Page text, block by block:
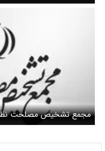
مجمع تشخیص مصلحت نظام
را تأیید کرد